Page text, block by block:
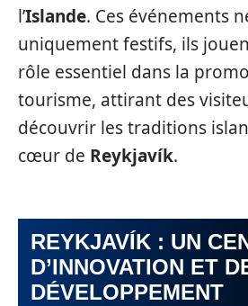
l’Islande. Ces événements
uniquement festifs, ils
rôle essentiel dans la
tourisme, attirant des
découvrir les traditions
cœur de Reykjavík.
REYKJAVÍK : UN
D’INNOVATION ET
DÉVELOPPEMENT